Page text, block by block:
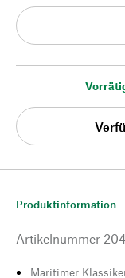
Produktinformation
Artikelnummer
Maritimer